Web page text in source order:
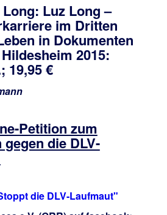
Luz Long –
im Dritten
in Dokumenten
2015:
19,95 €
Petition zum
die DLV-
die DLV-Laufmaut"